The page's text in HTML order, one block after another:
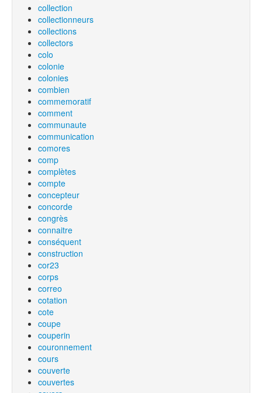
collection
collectionneurs
collections
collectors
colo
colonie
colonies
combien
commemoratif
comment
communaute
communication
comores
comp
complètes
compte
concepteur
concorde
congrès
connaitre
conséquent
construction
cor23
corps
correo
cotation
cote
coupe
couperin
couronnement
cours
couverte
couvertes